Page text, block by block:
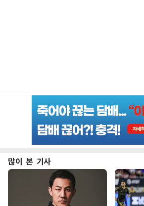
많이 본 기사